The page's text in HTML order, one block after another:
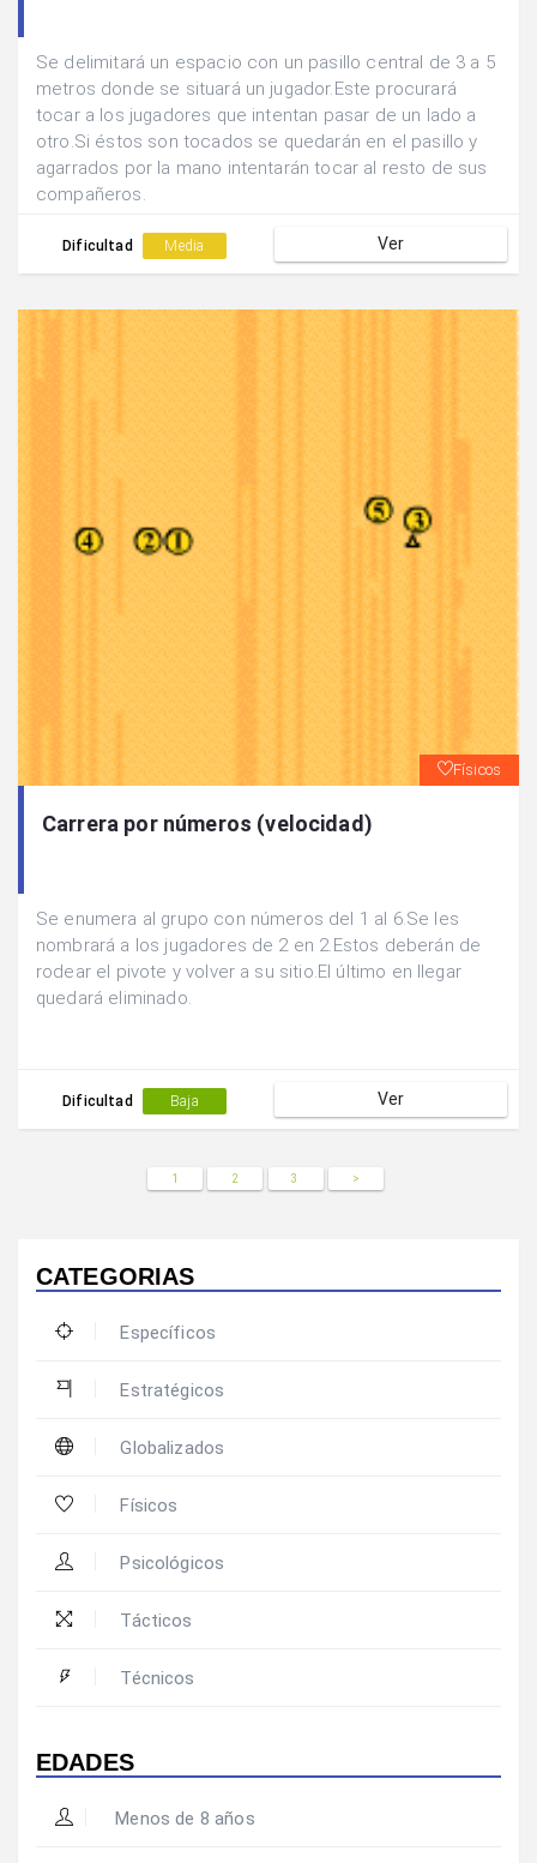
Se delimitará un espacio con un pasillo central de 3 a 5
metros donde se situará un jugador.Este procurará
tocar a los jugadores que intentan pasar de un lado a
otro.Si éstos son tocados se quedarán en el pasillo y
agarrados por la mano intentarán tocar al resto de sus
compañeros.
Dificultad Media Ver
Físicos
Carrera por números (velocidad)
Se enumera al grupo con números del 1 al 6.Se les
nombrará a los jugadores de 2 en 2.Estos deberán de
rodear el pivote y volver a su sitio.El último en llegar
quedará eliminado.
Dificultad Baja Ver
1 2 3 >
CATEGORIAS
Específicos
Estratégicos
Globalizados
Físicos
Psicológicos
Tácticos
Técnicos
EDADES
Menos de 8 años